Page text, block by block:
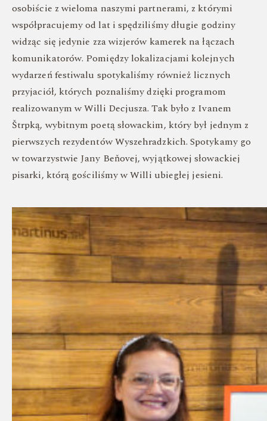
osobiście z wieloma naszymi partnerami, z którymi
współpracujemy od lat i spędziliśmy długie godziny
widząc się jedynie zza wizjerów kamerek na łączach
komunikatorów. Pomiędzy lokalizacjami kolejnych
wydarzeń festiwalu spotykaliśmy również licznych
przyjaciół, których poznaliśmy dzięki programom
realizowanym w Willi Decjusza. Tak było z Ivanem
Štrpką, wybitnym poetą słowackim, który był jednym z
pierwszych rezydentów Wyszehradzkich. Spotykamy go
w towarzystwie Jany Beňovej, wyjątkowej słowackiej
pisarki, którą gościliśmy w Willi ubiegłej jesieni.